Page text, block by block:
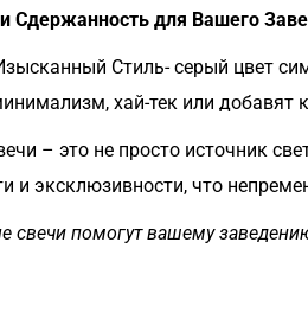
Сдержанность для Вашего
Стиль- серый цвет
хай-тек или добавят
– это не просто источник
и эксклюзивности, что
помогут вашему